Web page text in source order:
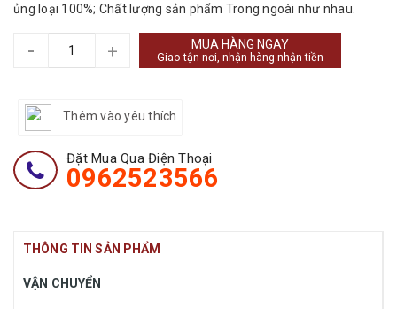
ủng loại 100%; Chất lượng sản phẩm Trong ngoài như nhau.
- + MUA HÀNG NGAY
Giao tận nơi, nhận hàng nhận tiền
Thêm vào yêu thích
Đặt Mua Qua Điện Thoại
0962523566
THÔNG TIN SẢN PHẨM
VẬN CHUYỂN